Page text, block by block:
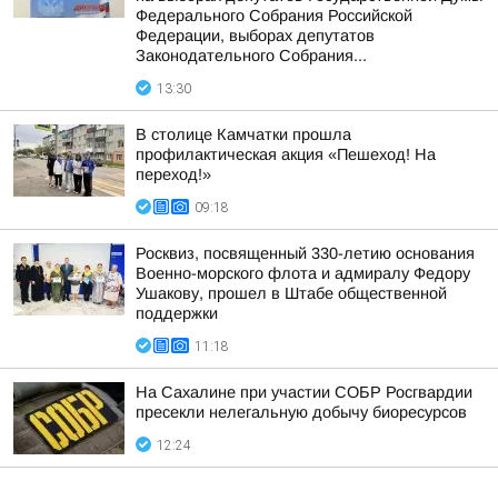
Федерального Собрания Российской
Федерации, выборах депутатов
Законодательного Собрания...
13:30
В столице Камчатки прошла
профилактическая акция «Пешеход! На
переход!»
09:18
Росквиз, посвященный 330-летию основания
Военно-морского флота и адмиралу Федору
Ушакову, прошел в Штабе общественной
поддержки
11:18
На Сахалине при участии СОБР Росгвардии
пресекли нелегальную добычу биоресурсов
12:24